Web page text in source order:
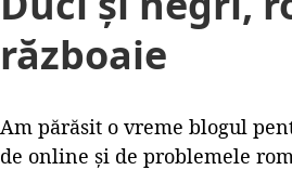
războaie
Am părăsit o vreme blogul
de online și de problemele